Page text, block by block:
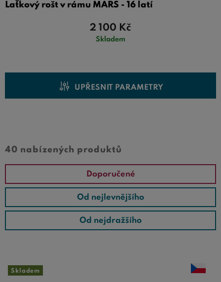
Laťkový rošt v rámu MARS - 16 latí
Skladem
2 100 Kč
UPŘESNIT PARAMETRY
40 nabízených produktů
Doporučené
Od nejlevnějšího
Od nejdražšího
Skladem